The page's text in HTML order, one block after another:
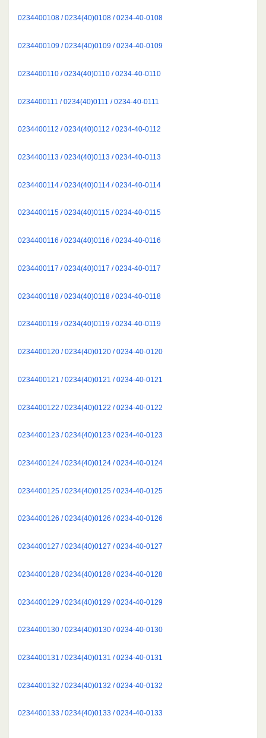
0234400108 / 0234(40)0108 / 0234-40-0108
0234400109 / 0234(40)0109 / 0234-40-0109
0234400110 / 0234(40)0110 / 0234-40-0110
0234400111 / 0234(40)0111 / 0234-40-0111
0234400112 / 0234(40)0112 / 0234-40-0112
0234400113 / 0234(40)0113 / 0234-40-0113
0234400114 / 0234(40)0114 / 0234-40-0114
0234400115 / 0234(40)0115 / 0234-40-0115
0234400116 / 0234(40)0116 / 0234-40-0116
0234400117 / 0234(40)0117 / 0234-40-0117
0234400118 / 0234(40)0118 / 0234-40-0118
0234400119 / 0234(40)0119 / 0234-40-0119
0234400120 / 0234(40)0120 / 0234-40-0120
0234400121 / 0234(40)0121 / 0234-40-0121
0234400122 / 0234(40)0122 / 0234-40-0122
0234400123 / 0234(40)0123 / 0234-40-0123
0234400124 / 0234(40)0124 / 0234-40-0124
0234400125 / 0234(40)0125 / 0234-40-0125
0234400126 / 0234(40)0126 / 0234-40-0126
0234400127 / 0234(40)0127 / 0234-40-0127
0234400128 / 0234(40)0128 / 0234-40-0128
0234400129 / 0234(40)0129 / 0234-40-0129
0234400130 / 0234(40)0130 / 0234-40-0130
0234400131 / 0234(40)0131 / 0234-40-0131
0234400132 / 0234(40)0132 / 0234-40-0132
0234400133 / 0234(40)0133 / 0234-40-0133